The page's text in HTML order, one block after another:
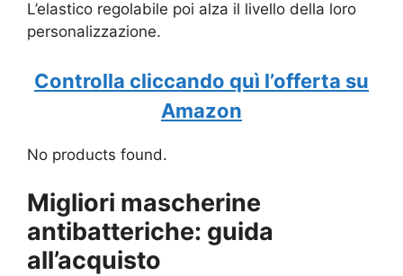
L’elastico regolabile poi alza il livello della loro
personalizzazione.
Controlla cliccando quì l’offerta su
Amazon
No products found.
Migliori mascherine
antibatteriche: guida
all’acquisto